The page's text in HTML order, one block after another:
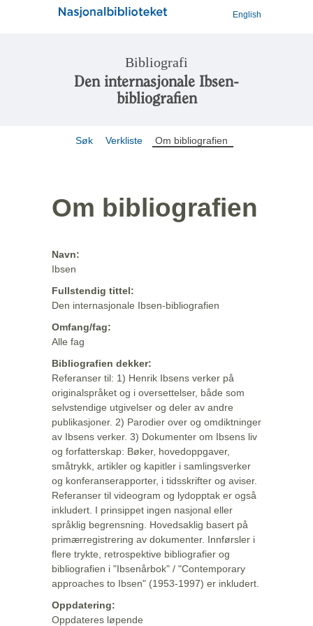
English
Bibliografi
Den internasjonale Ibsen-
bibliografien
Søk Verkliste Om bibliografien
Om bibliografien
Navn:
Ibsen
Fullstendig tittel:
Den internasjonale Ibsen-bibliografien
Omfang/fag:
Alle fag
Bibliografien dekker:
Referanser til: 1) Henrik Ibsens verker på
originalspråket og i oversettelser, både som
selvstendige utgivelser og deler av andre
publikasjoner. 2) Parodier over og omdiktninger
av Ibsens verker. 3) Dokumenter om Ibsens liv
og forfatterskap: Bøker, hovedoppgaver,
småtrykk, artikler og kapitler i samlingsverker
og konferanserapporter, i tidsskrifter og aviser.
Referanser til videogram og lydopptak er også
inkludert. I prinsippet ingen nasjonal eller
språklig begrensning. Hovedsaklig basert på
primærregistrering av dokumenter. Innførsler i
flere trykte, retrospektive bibliografier og
bibliografien i "Ibsenårbok" / "Contemporary
approaches to Ibsen" (1953-1997) er inkludert.
Oppdatering:
Oppdateres løpende